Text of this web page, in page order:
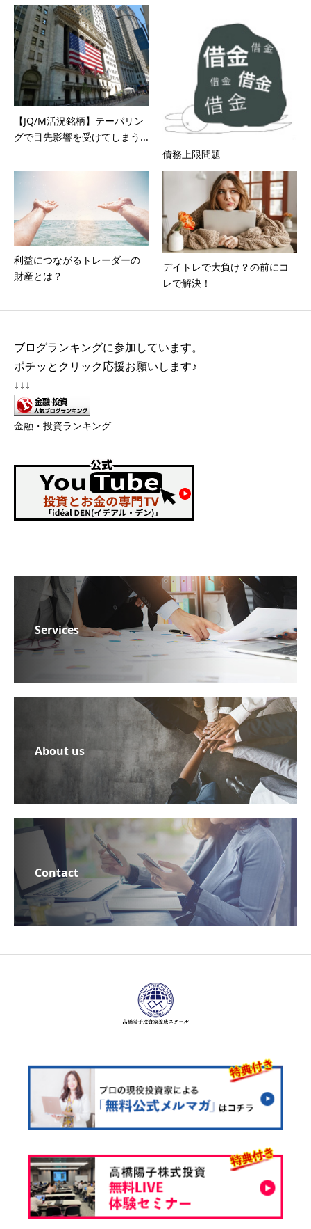
【JQ/M活況銘柄】テーパリン
グで目先影響を受けてしまう...
債務上限問題
利益につながるトレーダーの
財産とは？
デイトレで大負け？の前にコ
レで解決！
ブログランキングに参加しています。
ポチッとクリック応援お願いします♪
↓↓↓
金融・投資ランキング
Services
About us
Contact